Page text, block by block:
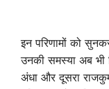
इन परिणामों को
उनकी समस्या अब भी
अंधा और दूसरा